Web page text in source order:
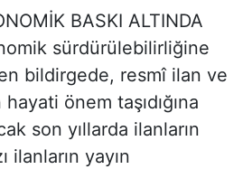
BASKI ALTINDA
sürdürülebilirliğine
bildirgede, resmî ilan ve
önem taşıdığına
son yıllarda ilanların
ilanların yayın